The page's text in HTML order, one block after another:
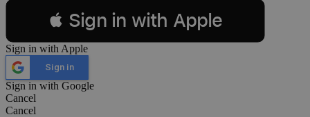
 Sign in with Apple
Sign in with Apple
Sign in
Sign in with Google
Cancel
Cancel